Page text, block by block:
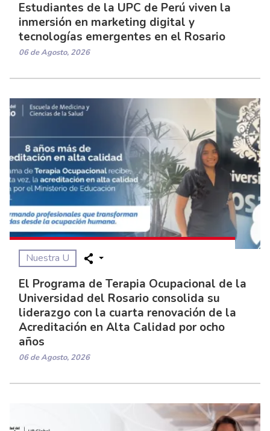
Estudiantes de la UPC de Perú viven la
inmersión en marketing digital y
tecnologías emergentes en el Rosario
06 de Agosto, 2026
Nuestra U
El Programa de Terapia Ocupacional de la
Universidad del Rosario consolida su
liderazgo con la cuarta renovación de la
Acreditación en Alta Calidad por ocho
años
06 de Agosto, 2026